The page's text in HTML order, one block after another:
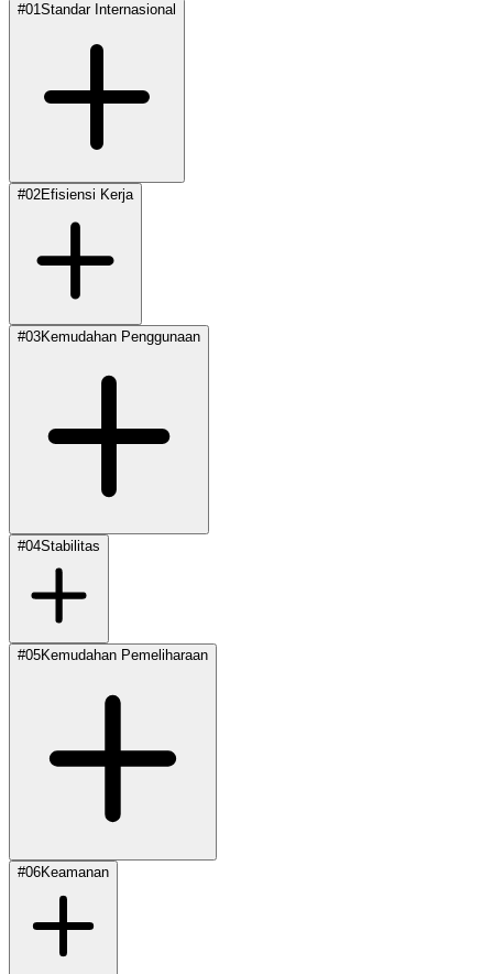
#01Standar Internasional
#02Efisiensi Kerja
#03Kemudahan Penggunaan
#04Stabilitas
#05Kemudahan Pemeliharaan
#06Keamanan